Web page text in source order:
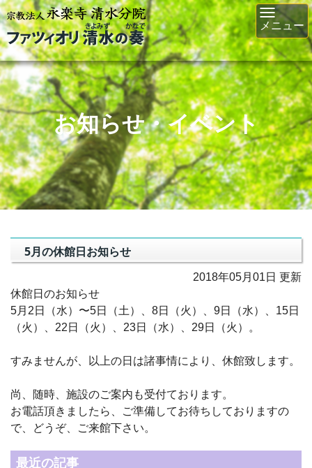
メニュー
お知らせ・イベント
5月の休館日お知らせ
2018年05月01日 更新
休館日のお知らせ
5月2日（水）〜5日（土）、8日（火）、9日（水）、15日
（火）、22日（火）、23日（水）、29日（火）。
すみませんが、以上の日は諸事情により、休館致します。
尚、随時、施設のご案内も受付ております。
お電話頂きましたら、ご準備してお待ちしておりますの
で、どうぞ、ご来館下さい。
最近の記事